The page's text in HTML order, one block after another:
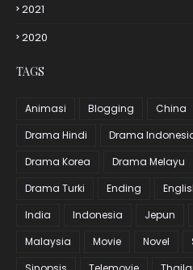
2021
2020
TAGS
Animasi Blogging China
Drama Hindi
Drama
Drama Korea
Drama Melayu
Drama Turki
Ending
India
Indonesia Jepun
Malaysia
Movie Novel